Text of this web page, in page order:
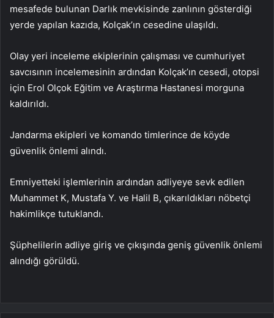
mesafede bulunan Darlık mevkisinde zanlının gösterdiği
yerde yapılan kazıda, Kolçak’ın cesedine ulaşıldı.
Olay yeri inceleme ekiplerinin çalışması ve cumhuriyet
savcısının incelemesinin ardından Kolçak’ın cesedi, otopsi
için Erol Olçok Eğitim ve Araştırma Hastanesi morguna
kaldırıldı.
Jandarma ekipleri ve komando timlerince de köyde
güvenlik önlemi alındı.
Emniyetteki işlemlerinin ardından adliyeye sevk edilen
Muhammet K, Mustafa Y. ve Halil B, çıkarıldıkları nöbetçi
hakimlikçe tutuklandı.
Şüphelilerin adliye giriş ve çıkışında geniş güvenlik önlemi
alındığı görüldü.